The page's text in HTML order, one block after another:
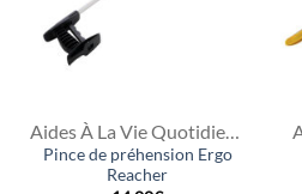
Aides À La Vie Quotidienne
Pince de préhension Ergo
Reacher